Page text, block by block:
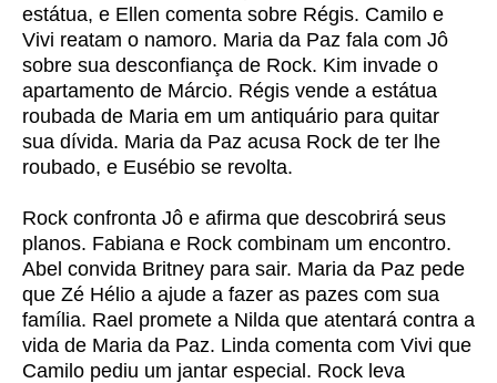
estátua, e Ellen comenta sobre Régis. Camilo e
Vivi reatam o namoro. Maria da Paz fala com Jô
sobre sua desconfiança de Rock. Kim invade o
apartamento de Márcio. Régis vende a estátua
roubada de Maria em um antiquário para quitar
sua dívida. Maria da Paz acusa Rock de ter lhe
roubado, e Eusébio se revolta.
Rock confronta Jô e afirma que descobrirá seus
planos. Fabiana e Rock combinam um encontro.
Abel convida Britney para sair. Maria da Paz pede
que Zé Hélio a ajude a fazer as pazes com sua
família. Rael promete a Nilda que atentará contra a
vida de Maria da Paz. Linda comenta com Vivi que
Camilo pediu um jantar especial. Rock leva